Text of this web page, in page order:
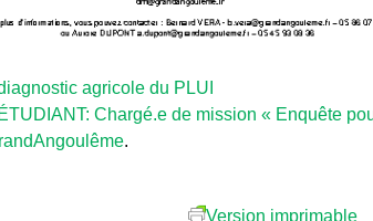
agricole du PLUI
Chargé.e de mission « Enquête
.
Version imprimable